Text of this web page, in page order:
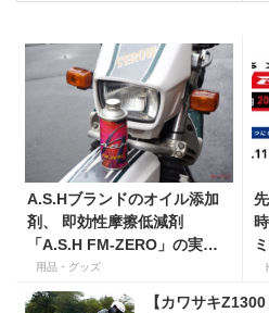
A.S.Hブランドのオイル添加
剤、 即効性摩擦低減剤
「A.S.H FM-ZERO」の実力
とは？
用品・グッズ
【カワサキ